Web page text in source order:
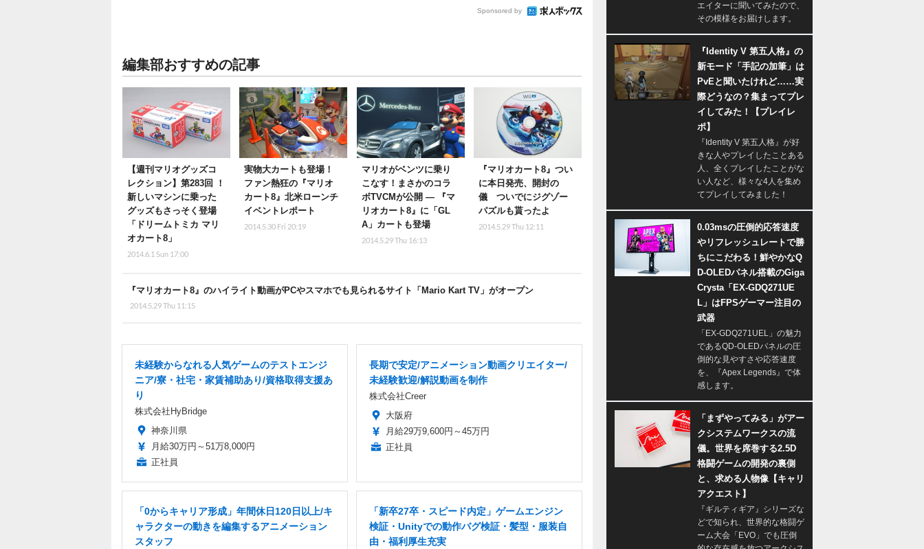
Sponsored by
編集部おすすめの記事
【週刊マリオグッズコ
レクション】第283回 ！
新しいマシンに乗った
グッズもさっそく登場
「ドリームトミカ マリ
オカート8」
2014.6.1 Sun 17:00
実物大カートも登場！
ファン熱狂の『マリオ
カート8』北米ローンチ
イベントレポート
2014.5.30 Fri 20:19
マリオがベンツに乗り
こなす！まさかのコラ
ボTVCMが公開 ― 『マ
リオカート8』に「GL
A」カートも登場
2014.5.29 Thu 16:13
『マリオカート8』つい
に本日発売、開封の
儀 ついでにジグゾー
パズルも貰ったよ
2014.5.29 Thu 12:11
『マリオカート8』のハイライト動画がPCやスマホでも見られるサイト「Mario Kart TV」がオープン
2014.5.29 Thu 11:15
未経験からなれる人気ゲームのテストエンジ
ニア/寮・社宅・家賃補助あり/資格取得支援あ
り
株式会社HyBridge
神奈川県
月給30万円～51万8,000円
正社員
長期で安定/アニメーション動画クリエイター/
未経験歓迎/解説動画を制作
株式会社Creer
大阪府
月給29万9,600円～45万円
正社員
「0からキャリア形成」年間休日120日以上/キ
ャラクターの動きを編集するアニメーション
スタッフ
「新卒27卒・スピード内定」ゲームエンジン
検証・Unityでの動作バグ検証・髪型・服装自
由・福利厚生充実
エイターに聞いてみたので、
その模様をお届けします。
『Identity V 第五人格』の
新モード「手記の加筆」は
PvEと聞いたけれど……実
際どうなの？集まってプレ
イしてみた！【プレイレ
ポ】
『Identity V 第五人格』が好
きな人やプレイしたことある
人、全くプレイしたことがな
い人など、様々な4人を集め
てプレイしてみました！
0.03msの圧倒的応答速度
やリフレッシュレートで勝
ちにこだわる！鮮やかなQ
D-OLEDパネル搭載のGiga
Crysta「EX-GDQ271UE
L」はFPSゲーマー注目の
武器
「EX-GDQ271UEL」の魅力
であるQD-OLEDパネルの圧
倒的な見やすさや応答速度
を、『Apex Legends』で体
感します。
「まずやってみる」がアー
クシステムワークスの流
儀。世界を席巻する2.5D
格闘ゲームの開発の裏側
と、求める人物像【キャリ
アクエスト】
『ギルティギア』シリーズな
どで知られ、世界的な格闘ゲ
ーム大会「EVO」でも圧倒